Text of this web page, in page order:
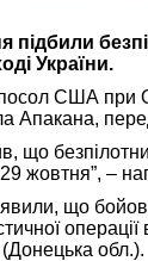
підбили
України.
США
Апакана,
безпілотник
29 жовтня”, –
що
обл.).